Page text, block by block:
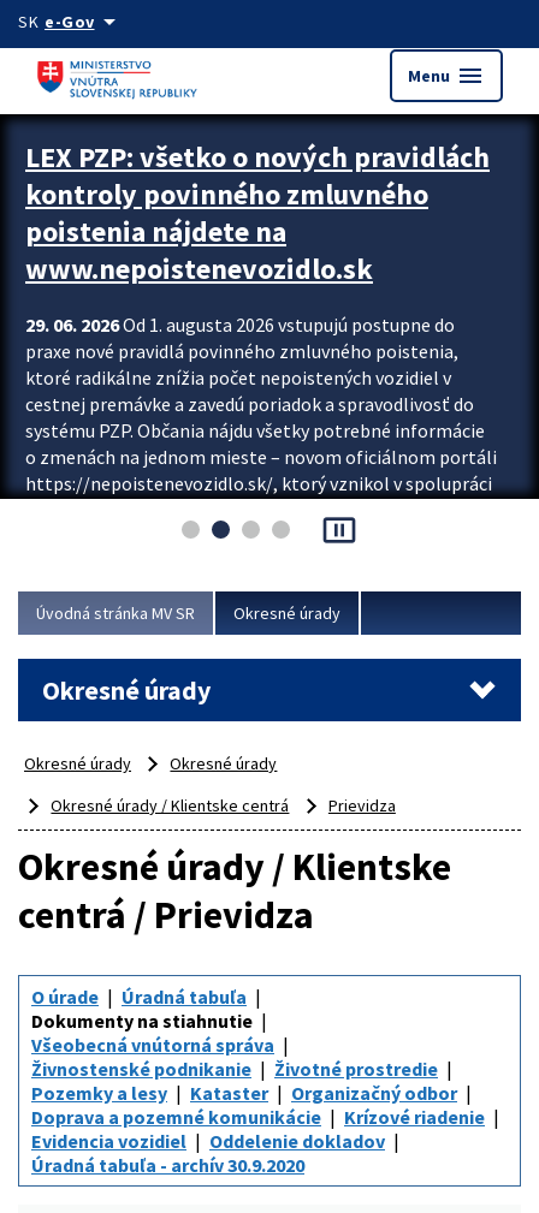
Preskocit na hlavný obsah
SK e-Govarrow_drop_down
Menu menu
Zastavit automatický posun upútavok
LEX PZP: všetko o nových pravidlách
kontroly povinného zmluvného
poistenia nájdete na
www.nepoistenevozidlo.sk
29. 06. 2026Od 1. augusta 2026 vstupujú postupne do
praxe nové pravidlá povinného zmluvného poistenia,
ktoré radikálne znížia počet nepoistených vozidiel v
cestnej premávke a zavedú poriadok a spravodlivosť do
systému PZP. Občania nájdu všetky potrebné informácie
o zmenách na jednom mieste – novom oficiálnom portáli
https://nepoistenevozidlo.sk/, ktorý vznikol v spolupráci
asociácie poisťovní (SLASPO) a Ministerstva vnútra SR.
Viac
pause_presentation
Úvodná stránka MV SR Okresné úrady
Okresné úrady
Okresné úrady
Okresné úrady
Okresné úrady / Klientske centrá
Prievidza
Okresné úrady / Klientske
centrá / Prievidza
O úrade
Úradná tabuľa
Dokumenty na stiahnutie
Všeobecná vnútorná správa
Živnostenské podnikanie
Životné prostredie
Pozemky a lesy
Kataster
Organizačný odbor
Doprava a pozemné komunikácie
Krízové riadenie
Evidencia vozidiel
Oddelenie dokladov
Úradná tabuľa - archív 30.9.2020